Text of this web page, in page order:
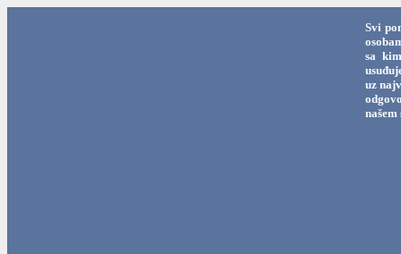
Svi
sa
uz